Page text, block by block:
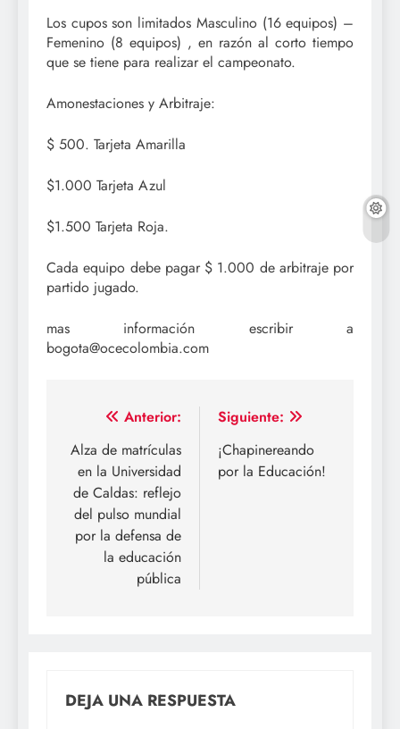
Los cupos son limitados Masculino (16 equipos) –
Femenino (8 equipos) , en razón al corto tiempo
que se tiene para realizar el campeonato.
Amonestaciones y Arbitraje:
$ 500. Tarjeta Amarilla
$1.000 Tarjeta Azul
$1.500 Tarjeta Roja.
Cada equipo debe pagar $ 1.000 de arbitraje por
partido jugado.
mas información escribir a
bogota@ocecolombia.com
Navegación
de
entradas
Anterior:
Alza de matrículas
en la Universidad
de Caldas: reflejo
del pulso mundial
por la defensa de
la educación
pública
Siguiente:
¡Chapinereando
por la Educación!
DEJA UNA RESPUESTA